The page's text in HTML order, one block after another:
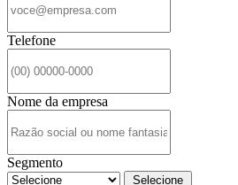
Telefone
Nome da empresa
Segmento
Selecione